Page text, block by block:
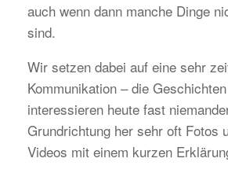
auch wenn dann manche Dinge
sind.
Wir setzen dabei auf eine sehr
Kommunikation – die
interessieren heute fast
Grundrichtung her sehr oft Fotos
Videos mit einem kurzen